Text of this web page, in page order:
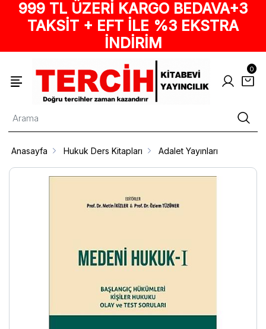
999 TL ÜZERİ KARGO BEDAVA+3
TAKSİT + EFT İLE %3 EKSTRA
İNDİRİM
0
Anasayfa Hukuk Ders Kitapları Adalet Yayınları